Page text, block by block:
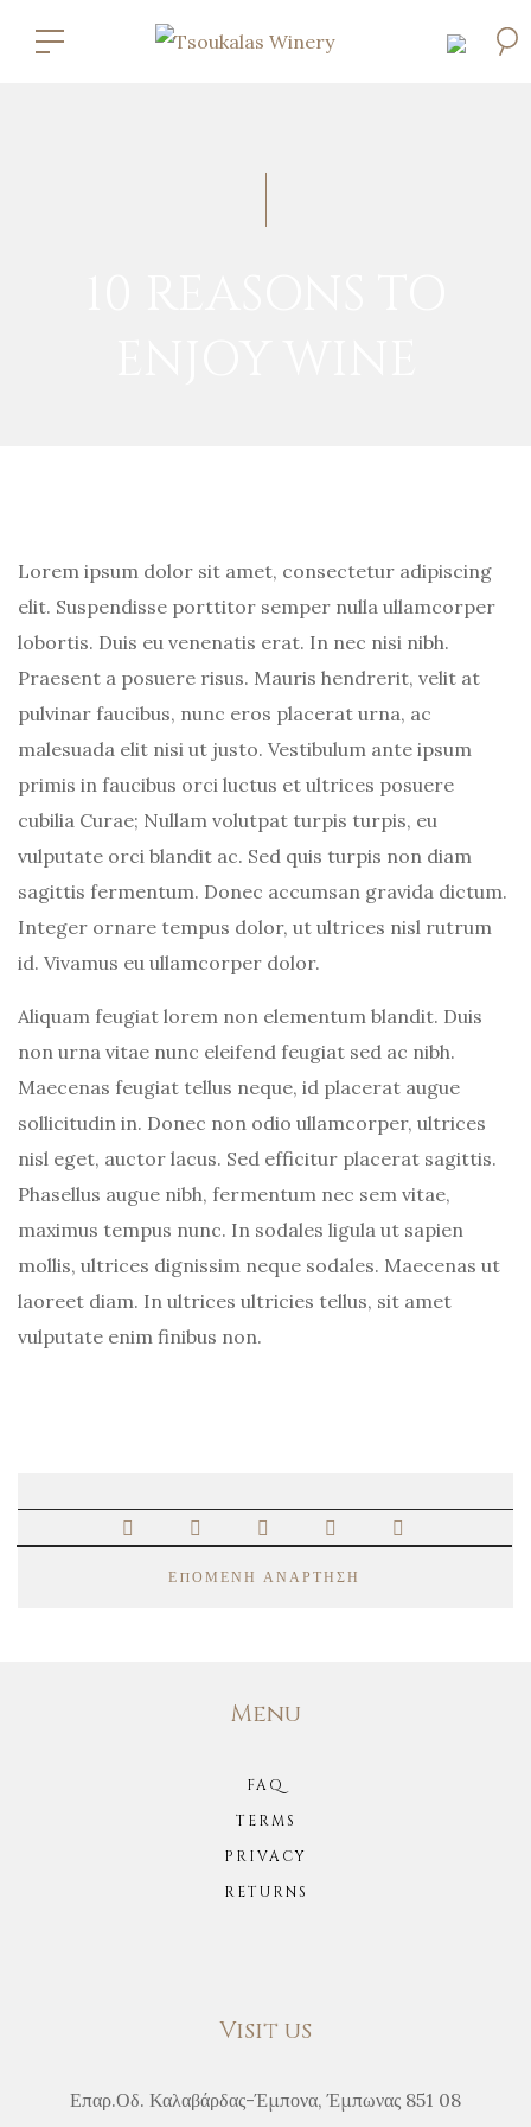
Lorem ipsum dolor sit amet, consectetur adipiscing
elit. Suspendisse porttitor semper nulla ullamcorper
lobortis. Duis eu venenatis erat. In nec nisi nibh.
Praesent a posuere risus. Mauris hendrerit, velit at
pulvinar faucibus, nunc eros placerat urna, ac
malesuada elit nisi ut justo. Vestibulum ante ipsum
primis in faucibus orci luctus et ultrices posuere
cubilia Curae; Nullam volutpat turpis turpis, eu
vulputate orci blandit ac. Sed quis turpis non diam
sagittis fermentum. Donec accumsan gravida dictum.
Integer ornare tempus dolor, ut ultrices nisl rutrum
id. Vivamus eu ullamcorper dolor.
Aliquam feugiat lorem non elementum blandit. Duis
non urna vitae nunc eleifend feugiat sed ac nibh.
Maecenas feugiat tellus neque, id placerat augue
sollicitudin in. Donec non odio ullamcorper, ultrices
nisl eget, auctor lacus. Sed efficitur placerat sagittis.
Phasellus augue nibh, fermentum nec sem vitae,
maximus tempus nunc. In sodales ligula ut sapien
mollis, ultrices dignissim neque sodales. Maecenas ut
laoreet diam. In ultrices ultricies tellus, sit amet
vulputate enim finibus non.
ΕΠΌΜΕΝΗ ΑΝΆΡΤΗΣΗ
Menu
FAQ
TERMS
PRIVACY
RETURNS
Visit us
Επαρ.Οδ. Καλαβάρδας-Έμπονα, Έμπωνας 851 08